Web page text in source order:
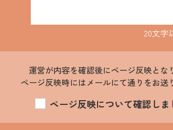
20文字
運営が内容を確認後にページ反映とな
ページ反映時にはメールにて通りをお送
ページ反映について確認しま